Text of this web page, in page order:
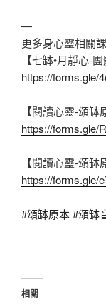
—
更多身心靈相關
【七缽•月靜心-
https://forms.gle/
【閱讀心靈-頌缽
https://forms.gle/
【閱讀心靈-頌缽
https://forms.gle/
#頌缽原本#頌缽
相關